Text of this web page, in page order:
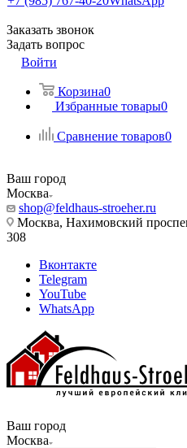
Заказать звонок
Задать вопрос
Войти
Корзина0
Избранные товары0
Сравнение товаров0
Ваш город
Москва
shop@feldhaus-stroeher.ru
Москва, Нахимовский
308
Вконтакте
Telegram
YouTube
WhatsApp
Ваш город
Москва